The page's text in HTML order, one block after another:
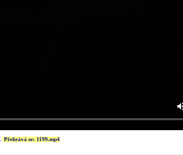
Přehrává se: 1199.mp4